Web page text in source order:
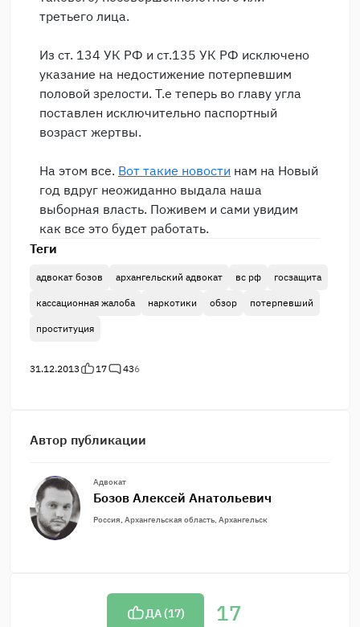
третьего лица.
Из ст. 134 УК РФ и ст.135 УК РФ исключено
указание на недостижение потерпевшим
половой зрелости. Т.е теперь во главу угла
поставлен исключительно паспортный
возраст жертвы.
На этом все. Вот такие новости нам на Новый
год вдруг неожиданно выдала наша
выборная власть. Поживем и сами увидим
как все это будет работать.
Теги
адвокат бозов архангельский адвокат вс рф госзащита
кассационная жалоба наркотики обзор потерпевший
проституция
31.12.2013 17 436
Автор публикации
Адвокат
Бозов Алексей Анатольевич
Россия, Архангельская область, Архангельск
ДА (17) 17